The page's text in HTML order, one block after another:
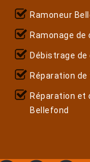
Ramoneur
Ramonage de
Débistrage
Réparation
Réparation
Bellefond